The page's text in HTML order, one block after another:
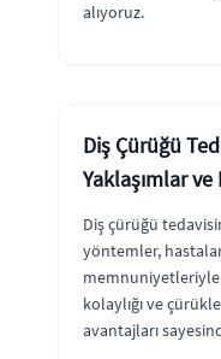
alıyoruz.
Diş Çürüğü
Yaklaşımlar ve
Diş çürüğü
yöntemler,
memnuniyetleriyle
kolaylığı ve
avantajları